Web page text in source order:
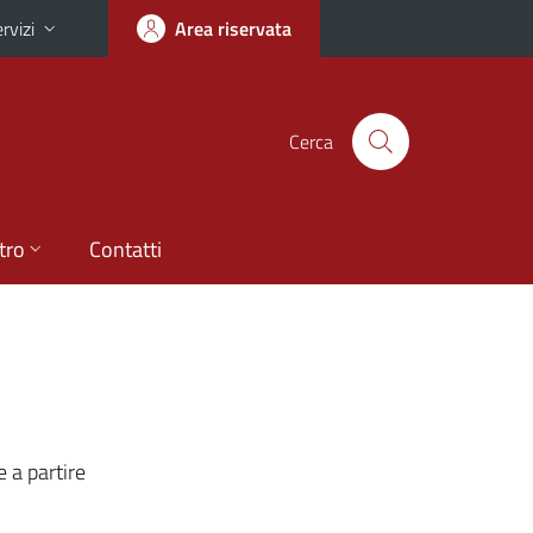
Area riservata
Cerca
Contatti
a partire